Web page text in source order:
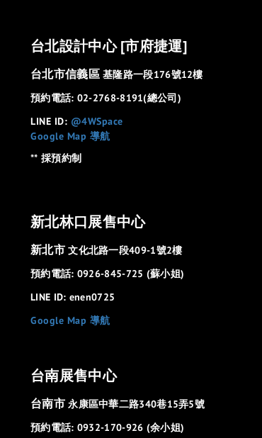
台北設計中心 [市府捷運]
台北市信義區基隆路一段176號12樓
預約電話: 02-2768-8191(總公司)
LINE ID: @4WSpace
Google Map 導航
** 採預約制
新北林口展售中心
新北市文化北路一段409-1號2樓
預約電話: 0926-845-725 (蘇小姐)
LINE ID: enen0725
Google Map 導航
台南展售中心
台南市永康區中華二路340巷15弄5號
預約電話: 0932-170-926 (余小姐)